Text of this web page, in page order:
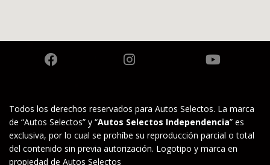
Todos los derechos reservados para Autos Selectos. La marca
de “Autos Selectos” y “Autos Selectos Independencia” es
exclusiva, por lo cual se prohíbe su reproducción parcial o total
del contenido sin previa autorización. Logotipo y marca en
propiedad de Autos Selectos